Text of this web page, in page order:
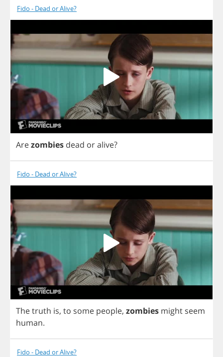
Fido - Dead or Alive?
Arezombies dead oralive?
Fido - Dead or Alive?
Thetruth is, to some people, zombies might seem
human.
Fido - Dead or Alive?